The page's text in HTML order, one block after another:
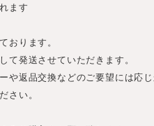
ます
おります。
て発送させていただきます。
や返品交換などのご要望には応
さい。